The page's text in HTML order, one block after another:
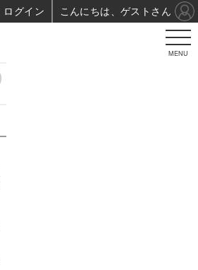
MENU
ログイン こんにちは、ゲストさん